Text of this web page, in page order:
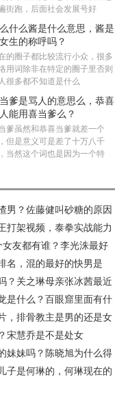
街跑，后面社会发展号好
什么酱是什么意思，酱是
生的称呼吗？
的圈子都比较流行小众，很多
用词除非在特定的圈子里否则
很多都不知道是什么
爹是骂人的意思么，恭喜
能用喜当爹么？
爹虽然和恭喜当爹就差一个
但是意义可是差了十万八千
当然这个词也是因为一个特
男？佐藤健叫砂糖的原因
打架视频，泰拳实战能力
友都有谁？李光洙最好
名，混的最好的快男是
？关之琳母亲张冰茜最近
是什么？百眼窟里面有什
，排骨教主是男的还是女
宋慧乔是不是处女
妹妹吗？陈晓旭为什么得
子是何琳的，何琳现在的